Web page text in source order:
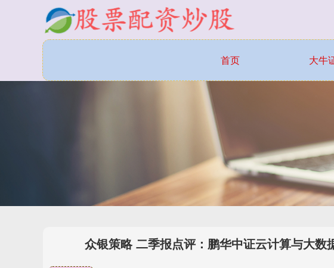
首页 大牛
众银策略 二季报点评：鹏华中证云计算与大数